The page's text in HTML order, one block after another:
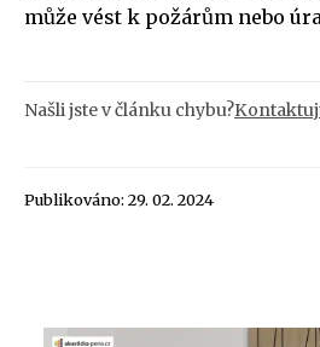
může vést k požárům nebo
Našli jste v článku chybu?
Publikováno: 29. 02. 2024